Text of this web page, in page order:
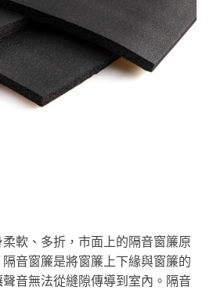
軟、多折，市面上的隔音窗簾原
音窗簾是將窗簾上下緣與窗簾的
聲音無法從縫隙傳導到室內。隔音